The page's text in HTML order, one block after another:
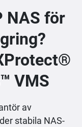
NAS för
VMS
av
stabila NAS-